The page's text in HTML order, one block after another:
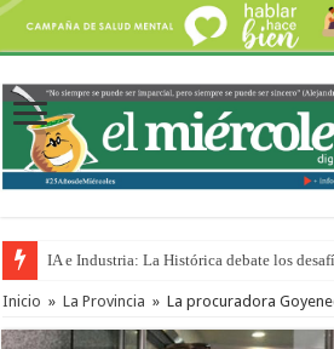
IA e Industria: La Histórica debate los
Inicio » La Provincia » La procuradora